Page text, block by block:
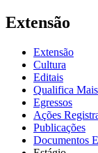
Extensão
Extensão
Cultura
Editais
Qualifica
Egressos
Ações
Publicações
Documentos